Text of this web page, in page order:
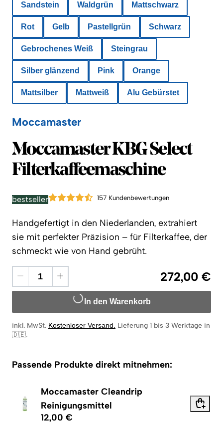
Sandstein Waldgrün Mattschwarz
Rot Gelb Pastellgrün Schwarz
Gebrochenes Weiß Steingrau
Silber glänzend Pink Orange
Mattsilber Mattweiß Alu Gebürstet
Moccamaster
Moccamaster
Moccamaster KBG Select
Filterkaffeemaschine
bestseller 157 Kundenbewertungen
Handgefertigt in den Niederlanden, extrahiert
sie mit perfekter Präzision – für Filterkaffee, der
schmeckt wie von Hand gebrüht.
272,00 €
In den Warenkorb
inkl. MwSt. Kostenloser Versand. Lieferung 1 bis 3 Werktage in
🇩🇪.
Passende Produkte direkt mitnehmen:
Moccamaster Cleandrip
Reinigungsmittel
12,00 €